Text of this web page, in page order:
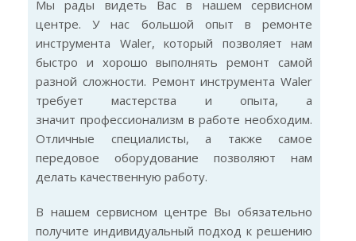
Мы рады видеть Вас в нашем сервисном
центре. У нас большой опыт в ремонте
инструмента Waler, который позволяет нам
быстро и хорошо выполнять ремонт самой
разной сложности. Ремонт инструмента Waler
требует мастерства и опыта, а
значит профессионализм в работе необходим.
Отличные специалисты, а также самое
передовое оборудование позволяют нам
делать качественную работу.
В нашем сервисном центре Вы обязательно
получите индивидуальный подход к решению